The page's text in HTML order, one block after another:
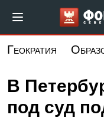
основному
Геократия
В
под суд